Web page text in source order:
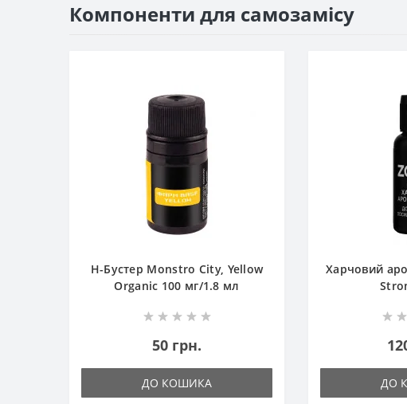
Компоненти для самозамісу
Н-Бустер Monstro City, Yellow
Organic 100 мг/1.8 мл
50 грн.
ДО КОШИКА
Харчовий
ДО